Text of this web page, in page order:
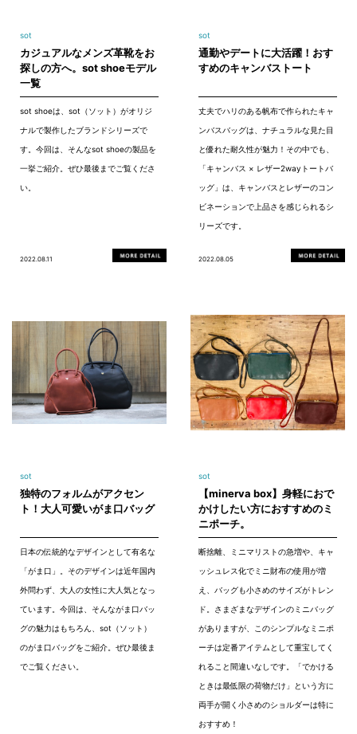
sot
カジュアルなメンズ革靴をお
探しの方へ。sot shoeモデル
一覧
sot shoeは、sot（ソット）がオリジ
ナルで製作したブランドシリーズで
す。今回は、そんなsot shoeの製品を
一挙ご紹介。ぜひ最後までご覧くださ
い。
2022.08.11
sot
通勤やデートに大活躍！おす
すめのキャンバストート
丈夫でハリのある帆布で作られたキャ
ンバスバッグは、ナチュラルな見た目
と優れた耐久性が魅力！その中でも、
「キャンバス × レザー2wayトートバ
ッグ」は、キャンバスとレザーのコン
ビネーションで上品さを感じられるシ
リーズです。
2022.08.05
sot
独特のフォルムがアクセン
ト！大人可愛いがま口バッグ
日本の伝統的なデザインとして有名な
「がま口」。そのデザインは近年国内
外問わず、大人の女性に大人気となっ
ています。今回は、そんながま口バッ
グの魅力はもちろん、sot（ソット）
のがま口バッグをご紹介。ぜひ最後ま
でご覧ください。
sot
【minerva box】身軽におで
かけしたい方におすすめのミ
ニポーチ。
断捨離、ミニマリストの急増や、キャ
ッシュレス化でミニ財布の使用が増
え、バッグも小さめのサイズがトレン
ド。さまざまなデザインのミニバッグ
がありますが、このシンプルなミニポ
ーチは定番アイテムとして重宝してく
れること間違いなしです。「でかける
ときは最低限の荷物だけ」という方に
両手が開く小さめのショルダーは特に
おすすめ！